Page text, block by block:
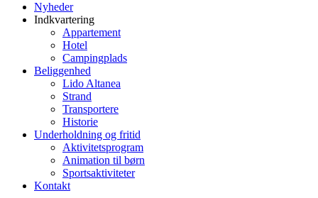
Nyheder
Indkvartering
Appartement
Hotel
Campingplads
Beliggenhed
Lido Altanea
Strand
Transportere
Historie
Underholdning og fritid
Aktivitetsprogram
Animation til børn
Sportsaktiviteter
Kontakt